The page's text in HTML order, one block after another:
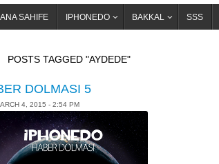
ANA SAHIFE IPHONEDO BAKKAL SSS
POSTS TAGGED "AYDEDE"
DOLMASI 5
4, 2015 - 2:54 PM